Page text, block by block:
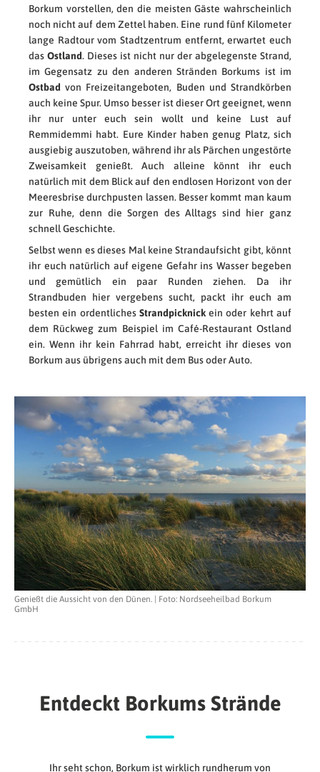
Borkum vorstellen, den die meisten Gäste wahrscheinlich
noch nicht auf dem Zettel haben. Eine rund fünf Kilometer
lange Radtour vom Stadtzentrum entfernt, erwartet euch
das Ostland. Dieses ist nicht nur der abgelegenste Strand,
im Gegensatz zu den anderen Stränden Borkums ist im
Ostbad von Freizeitangeboten, Buden und Strandkörben
auch keine Spur. Umso besser ist dieser Ort geeignet, wenn
ihr nur unter euch sein wollt und keine Lust auf
Remmidemmi habt. Eure Kinder haben genug Platz, sich
ausgiebig auszutoben, während ihr als Pärchen ungestörte
Zweisamkeit genießt. Auch alleine könnt ihr euch
natürlich mit dem Blick auf den endlosen Horizont von der
Meeresbrise durchpusten lassen. Besser kommt man kaum
zur Ruhe, denn die Sorgen des Alltags sind hier ganz
schnell Geschichte.
Selbst wenn es dieses Mal keine Strandaufsicht gibt, könnt
ihr euch natürlich auf eigene Gefahr ins Wasser begeben
und gemütlich ein paar Runden ziehen. Da ihr
Strandbuden hier vergebens sucht, packt ihr euch am
besten ein ordentliches Strandpicknickein oder kehrt auf
dem Rückweg zum Beispiel im Café-Restaurant Ostland
ein. Wenn ihr kein Fahrrad habt, erreicht ihr dieses von
Borkum aus übrigens auch mit dem Bus oder Auto.
Genießt die Aussicht von den Dünen. | Foto: Nordseeheilbad Borkum
GmbH
Entdeckt Borkums Strände
Ihr seht schon, Borkum ist wirklich rundherum von